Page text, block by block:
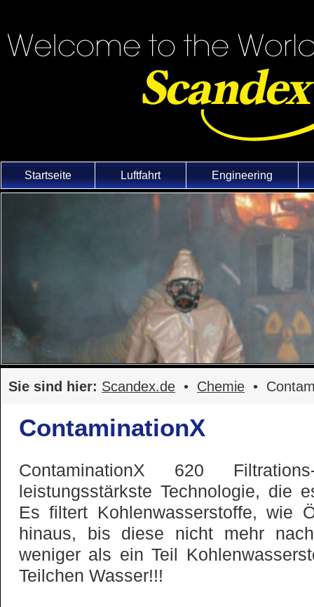
Startseite Luftfahrt Engineering
Sie sind hier: Scandex.de • Chemie •
ContaminationX
ContaminationX 620
leistungsstärkste Technologie, die
Es filtert Kohlenwasserstoffe, wie
hinaus, bis diese nicht mehr
weniger als ein Teil
Teilchen Wasser!!!